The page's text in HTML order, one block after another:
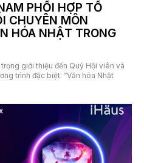
PHỐI HỢP TỔ
CHUYÊN MÔN
HÓA NHẬT TRONG
giới thiệu đến Quý Hội viên và
trình đặc biệt: “Văn hóa Nhật